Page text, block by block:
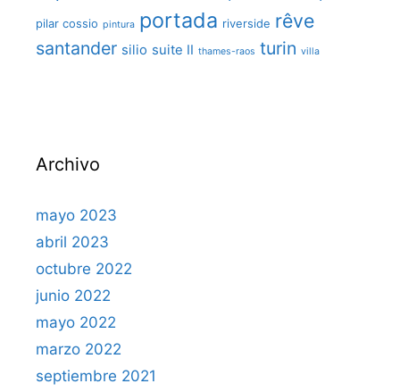
pilar cossio pintura portada riverside rêve
santander silio suite II thames-raos turin villa
Archivo
mayo 2023
abril 2023
octubre 2022
junio 2022
mayo 2022
marzo 2022
septiembre 2021